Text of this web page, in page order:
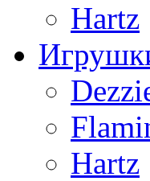
Hartz
Hartz